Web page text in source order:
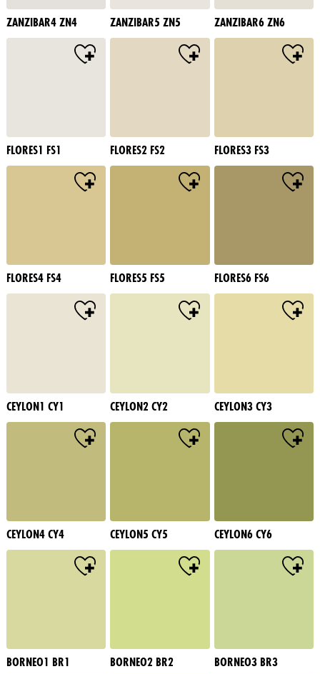
ZANZIBAR4 ZN4 ZANZIBAR5 ZN5 ZANZIBAR6 ZN6
FLORES1 FS1 FLORES2 FS2 FLORES3 FS3
FLORES4 FS4 FLORES5 FS5 FLORES6 FS6
CEYLON1 CY1 CEYLON2 CY2 CEYLON3 CY3
CEYLON4 CY4 CEYLON5 CY5 CEYLON6 CY6
BORNEO1 BR1 BORNEO2 BR2 BORNEO3 BR3